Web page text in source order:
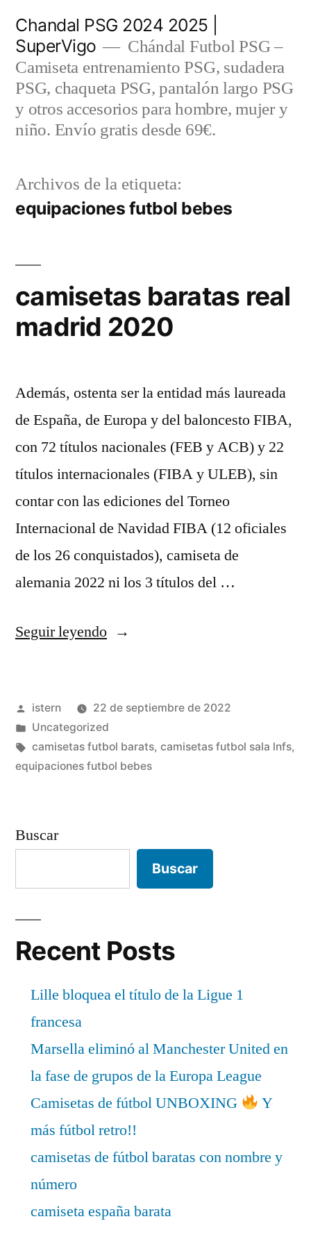
contenido
Chandal PSG 2024 2025 |
SuperVigo
Chándal Futbol PSG –
Camiseta entrenamiento PSG, sudadera
PSG, chaqueta PSG, pantalón largo PSG
y otros accesorios para hombre, mujer y
niño. Envío gratis desde 69€.
Archivos de la etiqueta:
equipaciones futbol bebes
camisetas baratas real
madrid 2020
Además, ostenta ser la entidad más laureada
de España, de Europa y del baloncesto FIBA,
con 72 títulos nacionales (FEB y ACB) y 22
títulos internacionales (FIBA y ULEB), sin
contar con las ediciones del Torneo
Internacional de Navidad FIBA (12 oficiales
de los 26 conquistados), camiseta de
alemania 2022 ni los 3 títulos del …
Seguir leyendo«camisetas
madrid
2020»
Publicado
por
istern
22 de septiembre de 2022
Publicado
en
Uncategorized
Etiquetas:
camisetas futbol barats, camisetas futbol sala lnfs,
equipaciones futbol bebes
Buscar
Buscar
Recent Posts
Lille bloquea el título de la Ligue 1
francesa
Marsella eliminó al Manchester United en
la fase de grupos de la Europa League
Camisetas de fútbol UNBOXING
Y
más fútbol retro!!
camisetas de fútbol baratas con nombre y
número
camiseta españa barata